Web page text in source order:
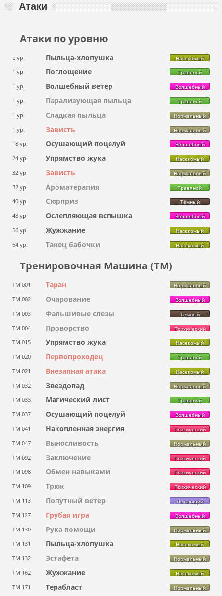
Атаки
Атаки по уровню
e ур. Пыльца-хлопушка Насекомый
1 ур. Поглощение Травяной
1 ур. Волшебный ветер Волшебный
1 ур. Парализующая пыльца Травяной
1 ур. Сладкая пыльца Нормальный
1 ур. Зависть Нормальный
18 ур. Осушающий поцелуй Волшебный
24 ур. Упрямство жука Насекомый
32 ур. Зависть Нормальный
32 ур. Ароматерапия Травяной
40 ур. Сюрприз Тёмный
48 ур. Ослепляющая вспышка Волшебный
56 ур. Жужжание Насекомый
64 ур. Танец бабочки Насекомый
Тренировочная Машина (ТМ)
ТМ 001 Таран Нормальный
ТМ 002 Очарование Волшебный
ТМ 003 Фальшивые слезы Тёмный
ТМ 004 Проворство Психический
ТМ 015 Упрямство жука Насекомый
ТМ 020 Первопроходец Травяной
ТМ 021 Внезапная атака Насекомый
ТМ 032 Звездопад Нормальный
ТМ 033 Магический лист Травяной
ТМ 037 Осушающий поцелуй Волшебный
ТМ 041 Накопленная энергия Психический
ТМ 047 Выносливость Нормальный
ТМ 092 Заключение Психический
ТМ 098 Обмен навыками Психический
ТМ 109 Трюк Психический
ТМ 113 Попутный ветер Летающий
ТМ 127 Грубая игра Волшебный
ТМ 130 Рука помощи Нормальный
ТМ 131 Пыльца-хлопушка Насекомый
ТМ 132 Эстафета Нормальный
ТМ 162 Жужжание Насекомый
ТМ 171 Терабласт Нормальный